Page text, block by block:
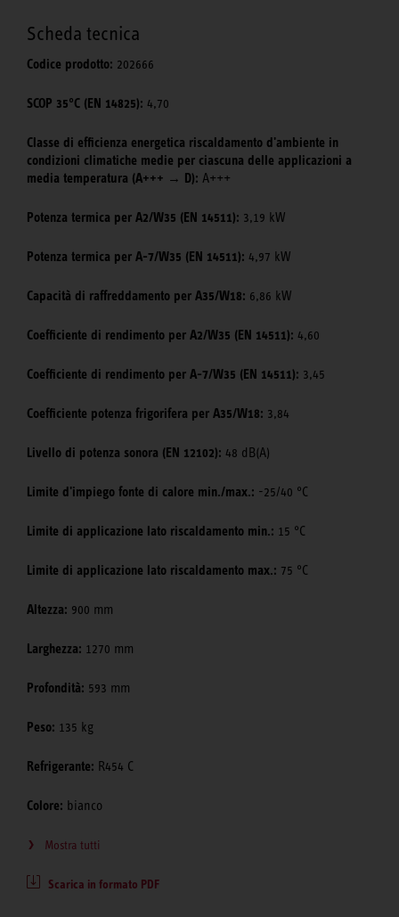
Scheda tecnica
Codice prodotto: 202666
SCOP 35°C (EN 14825): 4,70
Classe di efficienza energetica riscaldamento d'ambiente in
condizioni climatiche medie per ciascuna delle applicazioni a
media temperatura (A+++ → D): A+++
Potenza termica per A2/W35 (EN 14511): 3,19 kW
Potenza termica per A-7/W35 (EN 14511): 4,97 kW
Capacità di raffreddamento per A35/W18: 6,86 kW
Coefficiente di rendimento per A2/W35 (EN 14511): 4,60
Coefficiente di rendimento per A-7/W35 (EN 14511): 3,45
Coefficiente potenza frigorifera per A35/W18: 3,84
Livello di potenza sonora (EN 12102): 48 dB(A)
Limite d'impiego fonte di calore min./max.: -25/40 °C
Limite di applicazione lato riscaldamento min.: 15 °C
Limite di applicazione lato riscaldamento max.: 75 °C
Altezza: 900 mm
Larghezza: 1270 mm
Profondità: 593 mm
Peso: 135 kg
Refrigerante: R454 C
Colore: bianco
Mostra tutti
Scarica in formato PDF